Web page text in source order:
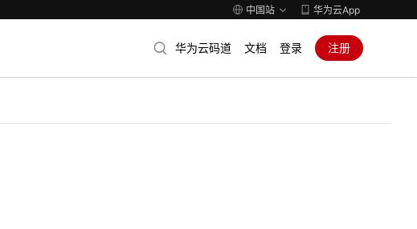
中国站 华为云App
华为云码道 文档 登录 注册